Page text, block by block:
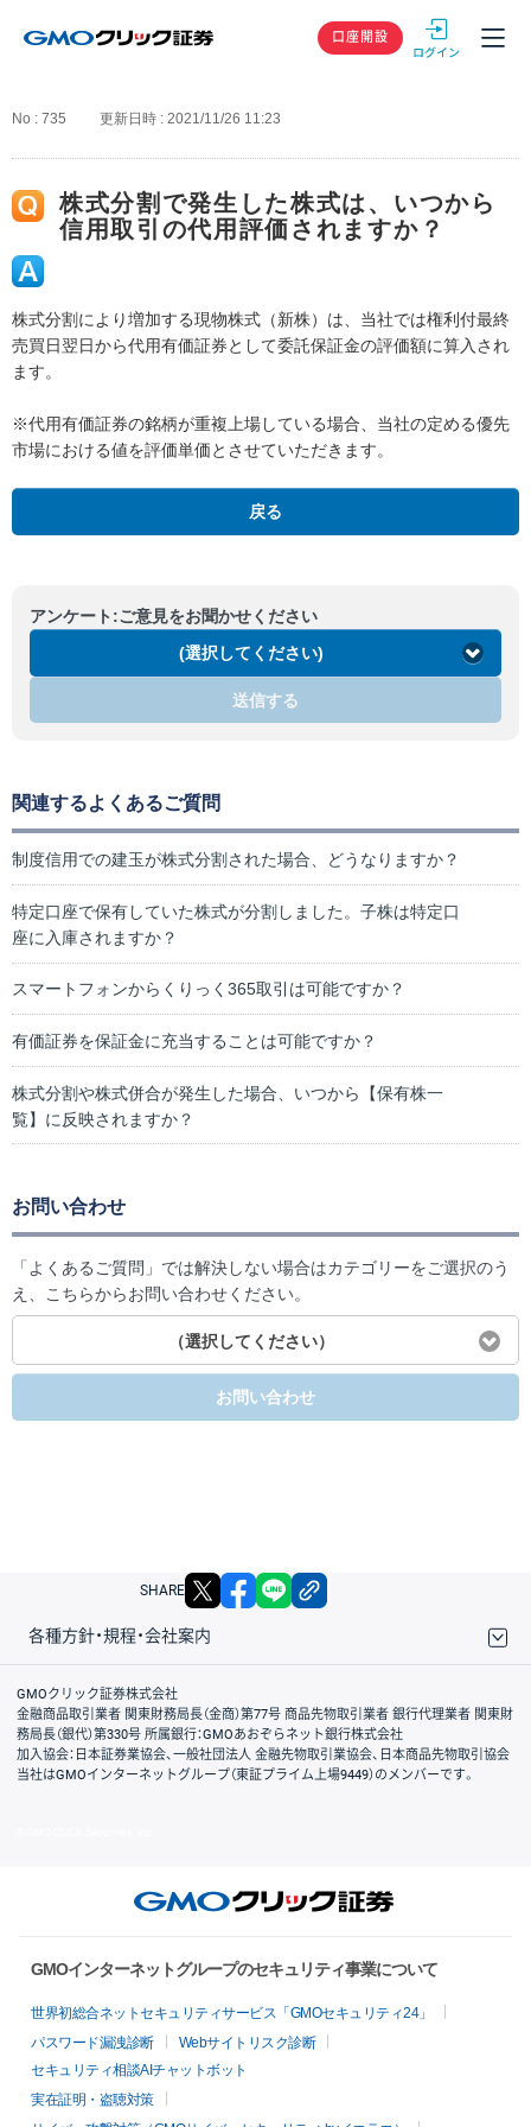
GMOクリック
口座開設
No : 735 更新日時 : 2021/11/26 11:23
株式分割で発生した株式は、いつから
信用取引の代用評価されますか？
株式分割により増加する現物株式（新株）は、当社では権利付最終
売買日翌日から代用有価証券として委託保証金の評価額に算入され
ます。
※代用有価証券の銘柄が重複上場している場合、当社の定める優先
市場における値を評価単価とさせていただきます。
戻る
アンケート:ご意見をお聞かせください
(選択してください)
送信する
関連するよくあるご質問
制度信用での建玉が株式分割された場合、どうなりますか？
特定口座で保有していた株式が分割しました。子株は特定口
座に入庫されますか？
スマートフォンからくりっく365取引は可能ですか？
有価証券を保証金に充当することは可能ですか？
株式分割や株式併合が発生した場合、いつから【保有株一
覧】に反映されますか？
お問い合わせ
「よくあるご質問」では解決しない場合はカテゴリーをご選択のう
え、こちらからお問い合わせください。
（選択してください）
お問い合わせ
SHARE X facebook
各種方針・規程・会社案内
取引規程・約款
サイトマップ
その他のご案内
個人情報保護方針
最良執行方針
サイトのご利用について
ディスクレイマー
信託保全
リスク説明
会社案内
GMOクリック証券株式会社
金融商品取引業者 関東財務局長（金商）第77号 商品先物取引業者 銀行代理業者 関東財
務局長（銀代）第330号 所属銀行：GMOあおぞらネット銀行株式会社
加入協会：日本証券業協会、一般社団法人 金融先物取引業協会、日本商品先物取引協会
当社はGMOインターネットグループ（東証プライム上場9449）のメンバーです。
GMOインターネットグループのセキュリティ事業について
世界初総合ネットセキュリティサービス「GMOセキュリティ24」
パスワード漏洩診断
Webサイトリスク診断
セキュリティ相談AIチャットボット
実在証明・盗聴対策